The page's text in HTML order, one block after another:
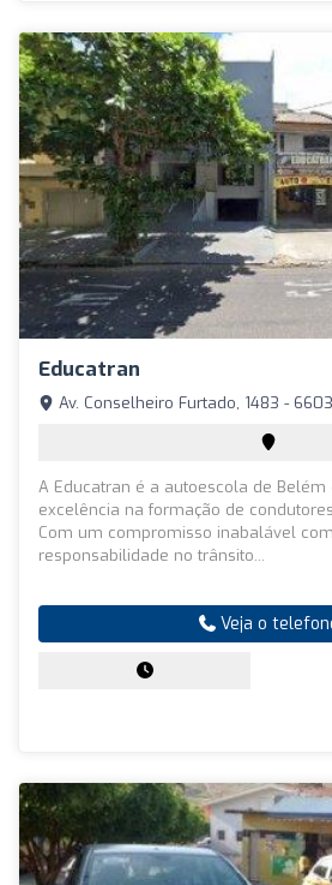
Educatran
Av. Conselheiro Furtado, 1483 -
A Educatran é a autoescola de
excelência na formação de
Com um compromisso inabalável
responsabilidade no trânsito...
Veja o